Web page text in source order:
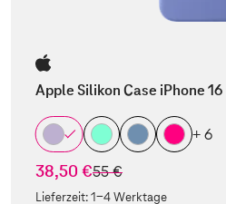
Apple Silikon Case iPhone 16
+ 6
38,50 €statt
55 €
Lieferzeit:1-4 Werktage